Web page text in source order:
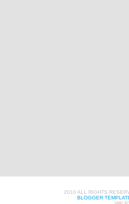
2010 ALL RIGHTS
BLOGGER